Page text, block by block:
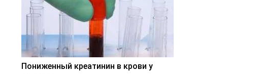
Пониженный креатинин в крови у